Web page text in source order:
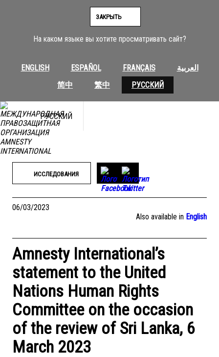
На каком языке вы хотите просматривать сайт?
ENGLISH ESPAÑOL FRANÇAIS
العربية
简中
繁中 РУССКИЙ
ЗАКРЫТЬ
РУССКИЙ
ИССЛЕДОВАНИЯ
06/03/2023
Also available in English
Amnesty International’s
statement to the United
Nations Human Rights
Committee on the occasion
of the review of Sri Lanka, 6
March 2023